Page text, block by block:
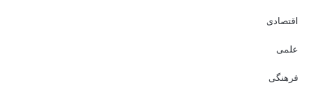
اقتصادی
علمی
فرهنگی